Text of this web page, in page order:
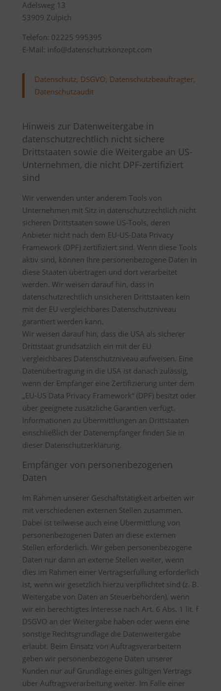
Adelsweg 13
53909 Zülpich
Telefon: 02225 995395
E-Mail: info@datenschutzkonzept.com
Datenschutz, DSGVO, Datenschutzbeauftragter,
Datenschutzaudit
Hinweis zur Datenweitergabe in
datenschutzrechtlich nicht sichere
Drittstaaten sowie die Weitergabe an US-
Unternehmen, die nicht DPF-zertifiziert
sind
Wir verwenden unter anderem Tools von
Unternehmen mit Sitz in datenschutzrechtlich nicht
sicheren Drittstaaten sowie US-Tools, deren
Anbieter nicht nach dem EU-US-Data Privacy
Framework (DPF) zertifiziert sind. Wenn diese Tools
aktiv sind, können Ihre personenbezogene Daten in
diese Staaten übertragen und dort verarbeitet
werden. Wir weisen darauf hin, dass in
datenschutzrechtlich unsicheren Drittstaaten kein
mit der EU vergleichbares Datenschutzniveau
garantiert werden kann.
Wir weisen darauf hin, dass die USA als sicherer
Drittstaat grundsätzlich ein mit der EU
vergleichbares Datenschutzniveau aufweisen. Eine
Datenübertragung in die USA ist danach zulässig,
wenn der Empfänger eine Zertifizierung unter dem
„EU-US Data Privacy Framework“ (DPF) besitzt oder
über geeignete zusätzliche Garantien verfügt.
Informationen zu Übermittlungen an Drittstaaten
einschließlich der Datenempfänger finden Sie in
dieser Datenschutzerklärung.
Empfänger von personenbezogenen
Daten
Im Rahmen unserer Geschäftstätigkeit arbeiten wir
mit verschiedenen externen Stellen zusammen.
Dabei ist teilweise auch eine Übermittlung von
personenbezogenen Daten an diese externen
Stellen erforderlich. Wir geben personenbezogene
Daten nur dann an externe Stellen weiter, wenn
dies im Rahmen einer Vertragserfüllung erforderlich
ist, wenn wir gesetzlich hierzu verpflichtet sind (z. B.
Weitergabe von Daten an Steuerbehörden), wenn
wir ein berechtigtes Interesse nach Art. 6 Abs. 1 lit. f
DSGVO an der Weitergabe haben oder wenn eine
sonstige Rechtsgrundlage die Datenweitergabe
erlaubt. Beim Einsatz von Auftragsverarbeitern
geben wir personenbezogene Daten unserer
Kunden nur auf Grundlage eines gültigen Vertrags
über Auftragsverarbeitung weiter. Im Falle einer